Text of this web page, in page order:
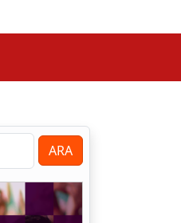
ARA